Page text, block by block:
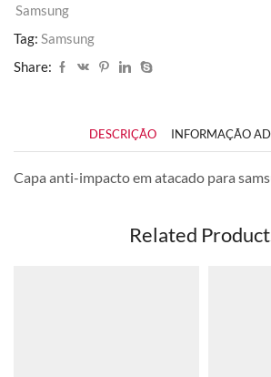
Samsung
Tag: Samsung
Share:
DESCRIÇÃO INFORMAÇÃO
Capa anti-impacto em atacado para
Related